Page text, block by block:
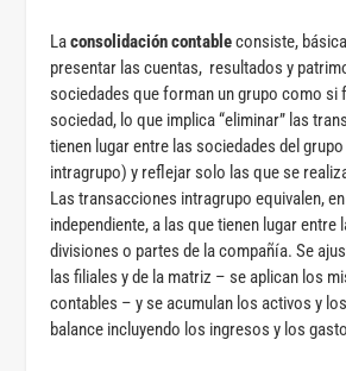
Laconsolidación contableconsiste,
presentar las cuentas, resultados y
sociedades que forman un grupo como si
sociedad, lo que implica “eliminar” las
tienen lugar entre las sociedades del
intragrupo) y reflejar solo las que se
Las transacciones intragrupo equivalen,
independiente, a las que tienen lugar entre
divisiones o partes de la compañía. Se
las filiales y de la matriz – se aplican los
contables – y se acumulan los activos y
balance incluyendo los ingresos y los